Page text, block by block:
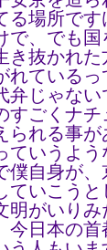
る場所で
で、でも
き抜かれ
れている
弁じゃな
すごくナ
られる事
ていうよ
僕自身が
ていこう
明がいり
今日本の